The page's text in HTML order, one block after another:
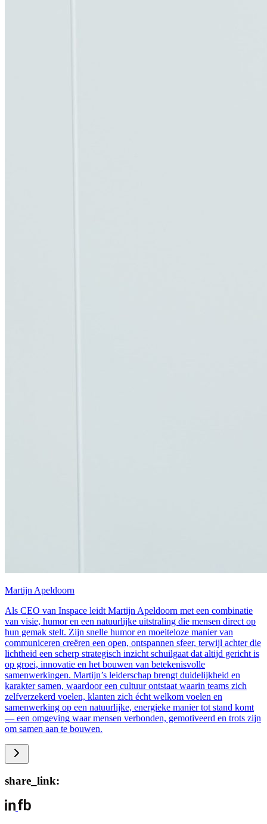
Martijn Apeldoorn
Als CEO van Inspace leidt Martijn Apeldoorn met een combinatie
van visie, humor en een natuurlijke uitstraling die mensen direct op
hun gemak stelt. Zijn snelle humor en moeiteloze manier van
communiceren creëren een open, ontspannen sfeer, terwijl achter die
lichtheid een scherp strategisch inzicht schuilgaat dat altijd gericht is
op groei, innovatie en het bouwen van betekenisvolle
samenwerkingen. Martijn’s leiderschap brengt duidelijkheid en
karakter samen, waardoor een cultuur ontstaat waarin teams zich
zelfverzekerd voelen, klanten zich écht welkom voelen en
samenwerking op een natuurlijke, energieke manier tot stand komt
— een omgeving waar mensen verbonden, gemotiveerd en trots zijn
om samen aan te bouwen.
share_link: